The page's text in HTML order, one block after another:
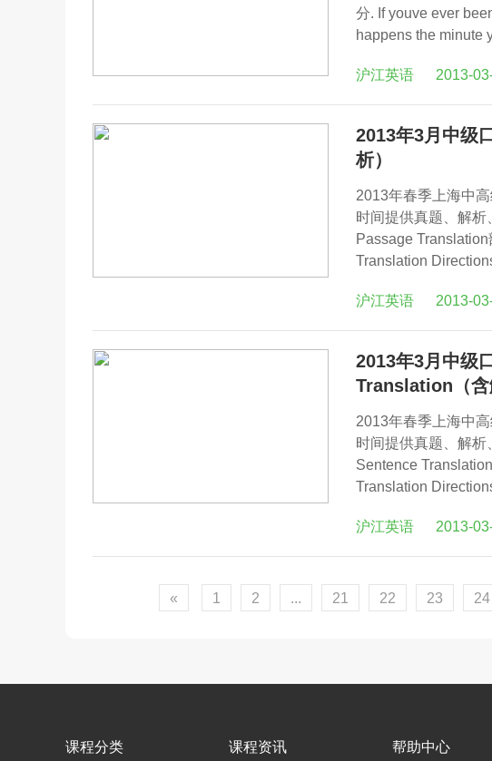
分. If youve ever
happens the minute
沪江英语 2013-
2013年3月中级
析）
2013年春季上海中
时间提供真题、解
Passage
Translation
沪江英语 2013-
2013年3月中级
Translation（含
2013年春季上海中
时间提供真题、解
Sentence
Translation
沪江英语 2013-
« 1 2 ... 21 22 23 24
课程分类 课程资讯 帮助中心